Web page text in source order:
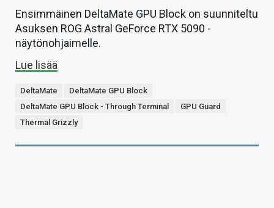
Ensimmäinen DeltaMate GPU Block on suunniteltu
Asuksen ROG Astral GeForce RTX 5090 -
näytönohjaimelle.
Lue lisää
DeltaMate
DeltaMate GPU Block
DeltaMate GPU Block - Through Terminal
GPU Guard
Thermal Grizzly